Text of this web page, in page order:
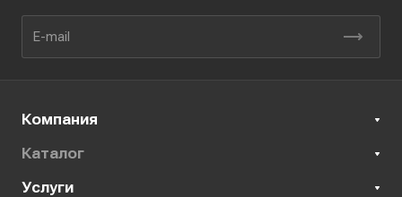
Компания
Каталог
Услуги